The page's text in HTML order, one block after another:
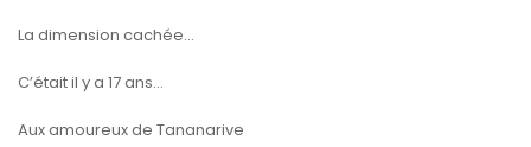
La dimension cachée…
C’était il y a 17 ans…
Aux amoureux de Tananarive